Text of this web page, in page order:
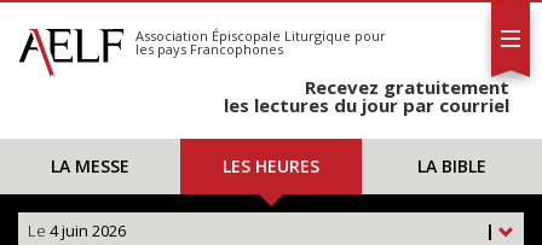
S'abonner
Calendrier
Association Épiscopale Liturgique pour
les pays Francophones
Recevez gratuitement
les lectures du jour par courriel
LA MESSE LES HEURES LA BIBLE
|
Le 4 juin 2026